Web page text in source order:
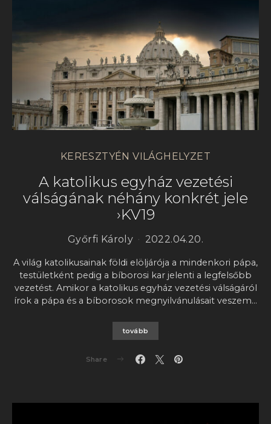
KERESZTYÉN VILÁGHELYZET
A katolikus egyház vezetési
válságának néhány konkrét jele
›KV19
Győrfi Károly 2022.04.20.
A világ katolikusainak földi elöljárója a mindenkori pápa,
testületként pedig a bíborosi kar jelenti a legfelsőbb
vezetést. Amikor a katolikus egyház vezetési válságáról
írok a pápa és a bíborosok megnyilvánulásait veszem…
tovább
Share